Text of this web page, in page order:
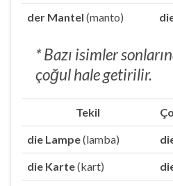
der Mantel (manto)
* Bazı isimler
çoğul hale getirilir.
Tekil
die Lampe(lamba)
die Karte(kart)